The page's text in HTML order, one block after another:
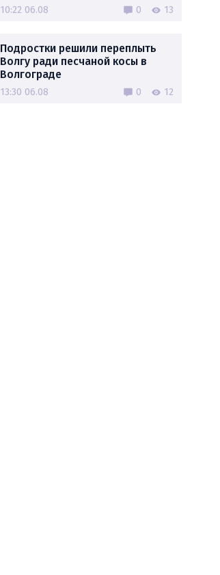
10:22 06.08 0 13
Подростки решили переплыть
Волгу ради песчаной косы в
Волгограде
13:30 06.08 0 12